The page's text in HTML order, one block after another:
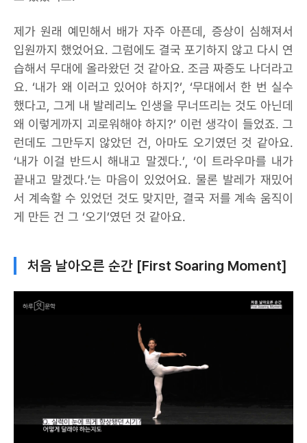
제가 원래 예민해서 배가 자주 아픈데, 증상이 심해져서
입원까지 했었어요. 그럼에도 결국 포기하지 않고 다시 연
습해서 무대에 올라왔던 것 같아요. 조금 짜증도 나더라고
요. ‘내가 왜 이러고 있어야 하지?’, ‘무대에서 한 번 실수
했다고, 그게 내 발레리노 인생을 무너뜨리는 것도 아닌데
왜 이렇게까지 괴로워해야 하지?’ 이런 생각이 들었죠. 그
런데도 그만두지 않았던 건, 아마도 오기였던 것 같아요.
‘내가 이걸 반드시 해내고 말겠다.’, ‘이 트라우마를 내가
끝내고 말겠다.’는 마음이 있었어요. 물론 발레가 재밌어
서 계속할 수 있었던 것도 맞지만, 결국 저를 계속 움직이
게 만든 건 그 ‘오기’였던 것 같아요.
처음 날아오른 순간 [First Soaring Moment]